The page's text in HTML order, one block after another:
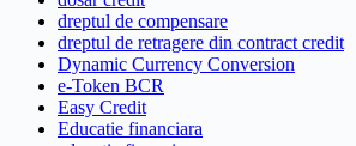
dreptul de compensare
dreptul de retragere din contract credit
Dynamic Currency Conversion
e-Token BCR
Easy Credit
Educatie financiara